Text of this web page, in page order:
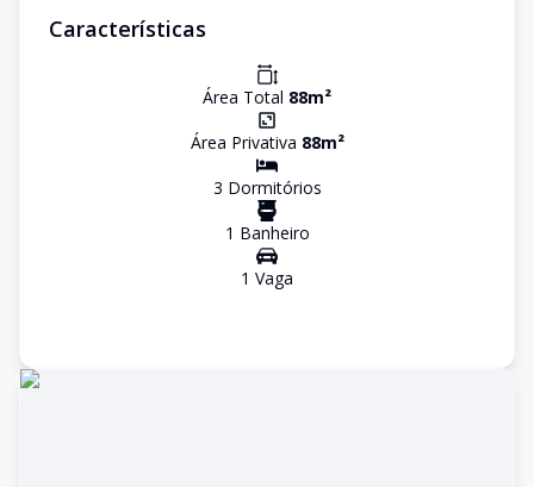
Características
Área Total 88m²
Área Privativa 88m²
3 Dormitórios
1 Banheiro
1 Vaga